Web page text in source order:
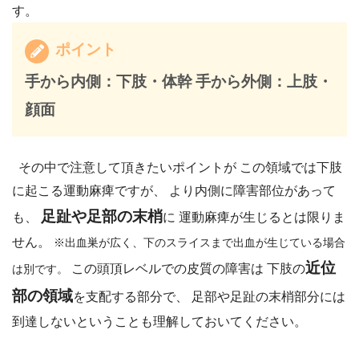
す。
ポイント
手から内側：下肢・体幹手から外側：上肢・
顔面
その中で注意して頂きたいポイントが この領域では下肢
に起こる運動麻痺ですが、 より内側に障害部位があって
も、 足趾や足部の末梢に 運動麻痺が生じるとは限りま
せん。
※出血巣が広く、下のスライスまで出血が生じている場合
は別です。 この頭頂レベルでの皮質の障害は 下肢の近位
部の領域を支配する部分で、 足部や足趾の末梢部分には
到達しないということも理解しておいてください。